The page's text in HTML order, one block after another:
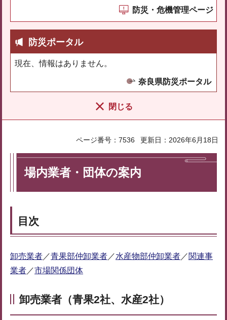
防災・危機管理ページ
防災ポータル
現在、情報はありません。
奈良県防災ポータル
閉じる
ページ番号：7536 更新日：2026年6月18日
場内業者・団体の案内
目次
卸売業者 ／青果部仲卸業者 ／水産物部仲卸業者 ／関連事
業者 ／市場関係団体
卸売業者 （青果2社、水産2社）